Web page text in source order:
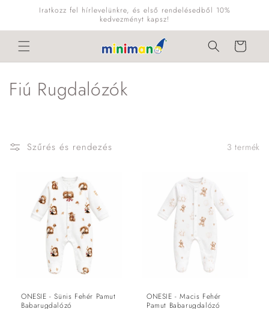
Ugrás aIratkozz fel hírlevelünkre, és első rendelésedből 10%
kedvezményt kapsz!
Kosár
K
Fiú Rugdalózók
Szűrés és rendezés 3 termék
ONESIE - Sünis Fehér Pamut
Babarugdalózó
ONESIE - Macis Fehér
Pamut Babarugdalózó